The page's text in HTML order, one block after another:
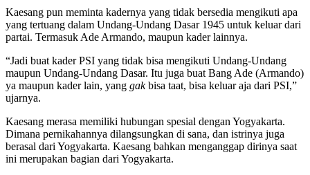
Kaesang pun meminta kadernya yang tidak bersedia mengikuti apa
yang tertuang dalam Undang-Undang Dasar 1945 untuk keluar dari
partai. Termasuk Ade Armando, maupun kader lainnya.
“Jadi buat kader PSI yang tidak bisa mengikuti Undang-Undang
maupun Undang-Undang Dasar. Itu juga buat Bang Ade (Armando)
ya maupun kader lain, yang gakbisa taat, bisa keluar aja dari PSI,”
ujarnya.
Kaesang merasa memiliki hubungan spesial dengan Yogyakarta.
Dimana pernikahannya dilangsungkan di sana, dan istrinya juga
berasal dari Yogyakarta. Kaesang bahkan menganggap dirinya saat
ini merupakan bagian dari Yogyakarta.